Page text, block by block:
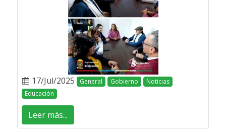
17/Jul/2025 General Gobierno
Noticias
Educación
Leer más...